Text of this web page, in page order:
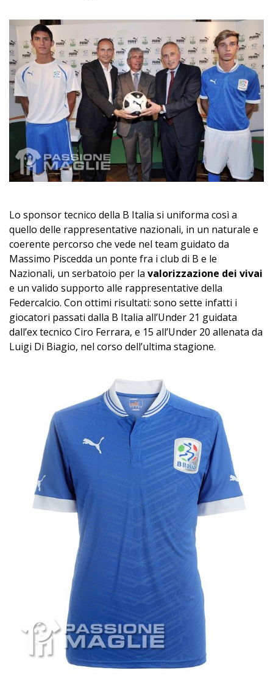
Lo sponsor tecnico della B Italia si uniforma così a
quello delle rappresentative nazionali, in un naturale e
coerente percorso che vede nel team guidato da
Massimo Piscedda un ponte fra i club di B e le
Nazionali, un serbatoio per la valorizzazione dei vivai
e un valido supporto alle rappresentative della
Federcalcio. Con ottimi risultati: sono sette infatti i
giocatori passati dalla B Italia all’Under 21 guidata
dall’ex tecnico Ciro Ferrara, e 15 all’Under 20 allenata da
Luigi Di Biagio, nel corso dell’ultima stagione.